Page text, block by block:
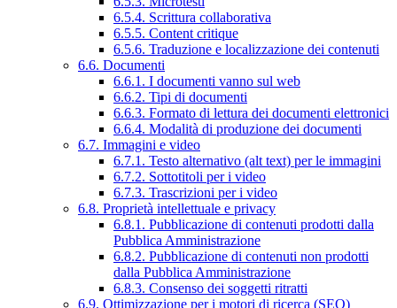
6.5.4. Scrittura collaborativa
6.5.5. Content critique
6.5.6. Traduzione e localizzazione dei contenuti
6.6. Documenti
6.6.1. I documenti vanno sul web
6.6.2. Tipi di documenti
6.6.3. Formato di lettura dei documenti elettronici
6.6.4. Modalità di produzione dei documenti
6.7. Immagini e video
6.7.1. Testo alternativo (alt text) per le immagini
6.7.2. Sottotitoli per i video
6.7.3. Trascrizioni per i video
6.8. Proprietà intellettuale e privacy
6.8.1. Pubblicazione di contenuti prodotti dalla
Pubblica Amministrazione
6.8.2. Pubblicazione di contenuti non prodotti
dalla Pubblica Amministrazione
6.8.3. Consenso dei soggetti ritratti
6.9. Ottimizzazione per i motori di ricerca (SEO)